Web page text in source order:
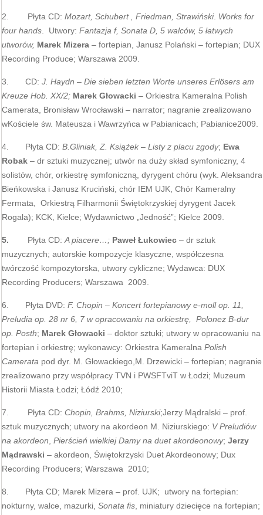
2. Płyta CD: Mozart, Schubert , Friedman, Strawiński. Works for
four hands . Utwory: Fantazja f, Sonata D, 5 walców, 5 łatwych
utworów, Marek Mizera – fortepian, Janusz Polański – fortepian; DUX
Recording Produce; Warszawa 2009.
3. CD: J. Haydn – Die sieben letzten Worte unseres Erlösers am
Kreuze Hob. XX/2; Marek Głowacki – Orkiestra Kameralna Polish
Camerata, Bronisław Wrocławski – narrator; nagranie zrealizowano
wKościele św. Mateusza i Wawrzyńca w Pabianicach; Pabianice2009.
4. Płyta CD: B.Gliniak, Z. Książek – Listy z placu zgody; Ewa
Robak – dr sztuki muzycznej; utwór na duży skład symfoniczny, 4
solistów, chór, orkiestrę symfoniczną, dyrygent chóru (wyk. Aleksandra
Bieńkowska i Janusz Kruciński, chór IEM UJK, Chór Kameralny
Fermata, Orkiestrą Filharmonii Świętokrzyskiej dyrygent Jacek
Rogala); KCK, Kielce; Wydawnictwo „Jedność”; Kielce 2009.
5. Płyta CD: A piacere…; Paweł Łukowiec – dr sztuk
muzycznych; autorskie kompozycje klasyczne, współczesna
twórczość kompozytorska, utwory cykliczne; Wydawca: DUX
Recording Producers; Warszawa 2009.
6. Płyta DVD: F. Chopin – Koncert fortepianowy e-moll op. 11,
Preludia op. 28 nr 6, 7 w opracowaniu na orkiestrę, Polonez B-dur
op. Posth; Marek Głowacki – doktor sztuki; utwory w opracowaniu na
fortepian i orkiestrę; wykonawcy: Orkiestra Kameralna Polish
Camerata pod dyr. M. Głowackiego,M. Drzewicki – fortepian; nagranie
zrealizowano przy współpracy TVN i PWSFTviT w Łodzi; Muzeum
Historii Miasta Łodzi; Łódź 2010;
7. Płyta CD: Chopin, Brahms, Niziurski;Jerzy Mądralski – prof.
sztuk muzycznych; utwory na akordeon M. Niziurskiego: V Preludiów
na akordeon Pierścień wielkiej Damy na duet akordeonowy; Jerzy
Mądrawski – akordeon, Świętokrzyski Duet Akordeonowy; Dux
Recording Producers; Warszawa 2010;
8. Płyta CD; Marek Mizera – prof. UJK; utwory na fortepian:
nokturny, walce, mazurki, Sonata fis , miniatury dziecięce na fortepian;